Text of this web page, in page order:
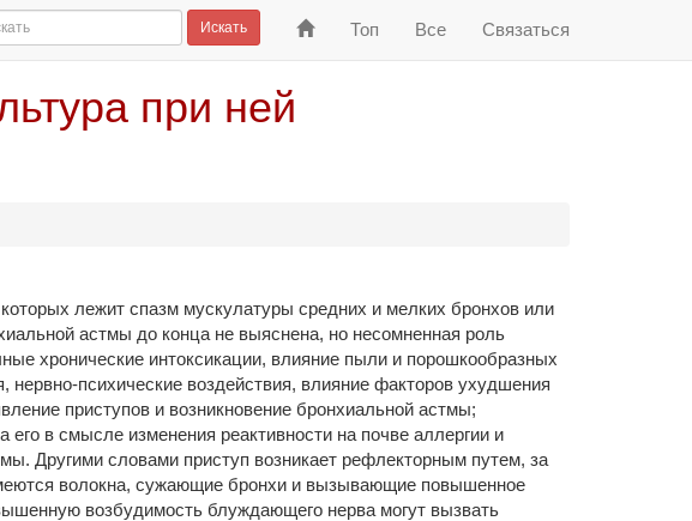
На
Топ Все Связаться
Искать
при ней
лежит спазм мускулатуры средних и мелких бронхов или
астмы до конца не выяснена, но несомненная роль
хронические интоксикации, влияние пыли и порошкообразных
психические воздействия, влияние факторов ухудшения
приступов и возникновение бронхиальной астмы;
в смысле изменения реактивности на почве аллергии и
Другими словами приступ возникает рефлекторным путем, за
волокна, сужающие бронхи и вызывающие повышенное
возбудимость блуждающего нерва могут вызвать